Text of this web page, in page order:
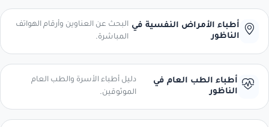
أطباء الأمراض النفسية في
الناظور
البحث عن العناوين وأرقام الهواتف
المباشرة.
أطباء الطب العام في
الناظور
دليل أطباء الأسرة والطب العام
الموثوقين.